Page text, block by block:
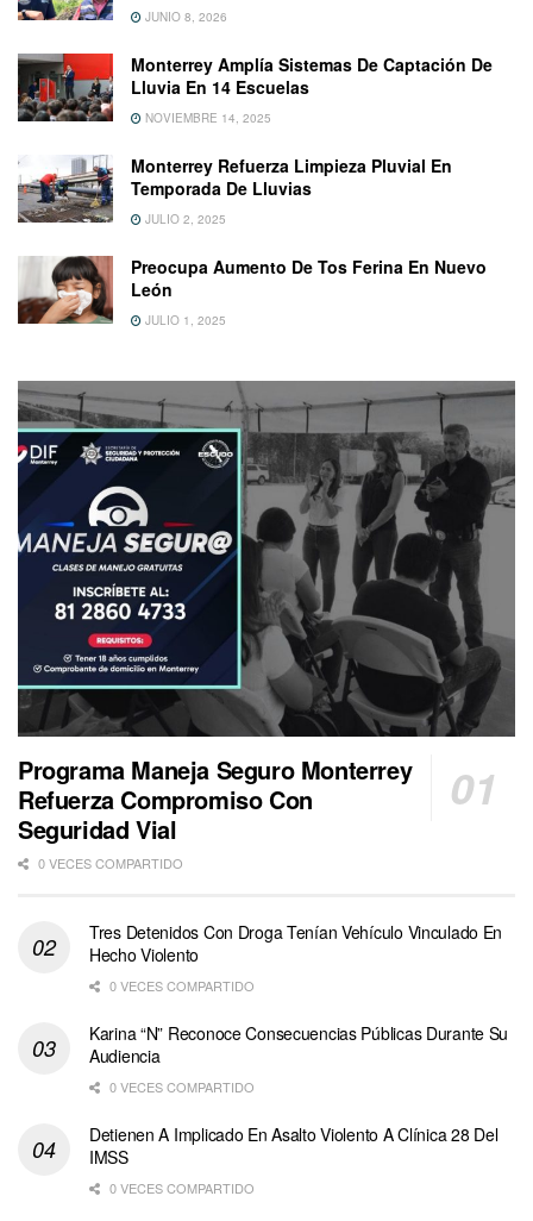
JUNIO 8, 2026
Monterrey Amplía Sistemas De Captación De
Lluvia En 14 Escuelas
NOVIEMBRE 14, 2025
Monterrey Refuerza Limpieza Pluvial En
Temporada De Lluvias
JULIO 2, 2025
Preocupa Aumento De Tos Ferina En Nuevo
León
JULIO 1, 2025
Programa Maneja Seguro Monterrey
Refuerza Compromiso Con
Seguridad Vial
0 VECES COMPARTIDO
Tres Detenidos Con Droga Tenían Vehículo Vinculado En
Hecho Violento
0 VECES COMPARTIDO
Karina “N” Reconoce Consecuencias Públicas Durante Su
Audiencia
0 VECES COMPARTIDO
Detienen A Implicado En Asalto Violento A Clínica 28 Del
IMSS
0 VECES COMPARTIDO